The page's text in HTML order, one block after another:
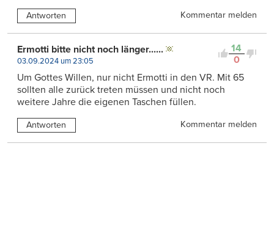
Antworten Kommentar melden
14
0
Ermotti bitte nicht noch länger......
03.09.2024 um 23:05
Um Gottes Willen, nur nicht Ermotti in den VR. Mit 65
sollten alle zurück treten müssen und nicht noch
weitere Jahre die eigenen Taschen füllen.
Antworten Kommentar melden